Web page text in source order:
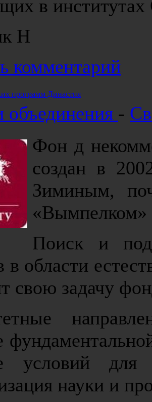
в
Н
комментарий
программ Династия
-
Фон д
создан в
Зиминым,
«Вымпелком»
Поиск и
в области
свою задачу
условий
науки и